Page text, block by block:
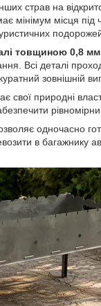
страв на
мінімум місця
товщиною 0,8 мм
Всі деталі
зовнішній
природні
одночасно
в багажнику